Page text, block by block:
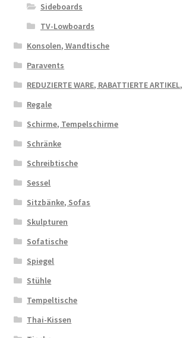
Sideboards
TV-Lowboards
Konsolen, Wandtische
Paravents
REDUZIERTE WARE, RABATTIERTE
Regale
Schirme, Tempelschirme
Schränke
Schreibtische
Sessel
Sitzbänke, Sofas
Skulpturen
Sofatische
Spiegel
Stühle
Tempeltische
Thai-Kissen